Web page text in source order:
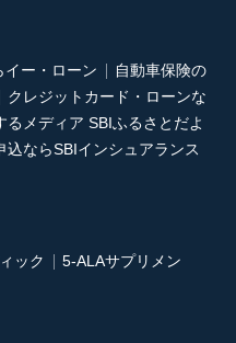
イー・ローン
自動車保険の
クレジットカード・ローンな
るメディア SBIふるさとだよ
ならSBIインシュアランス
ック
5-ALAサプリメン